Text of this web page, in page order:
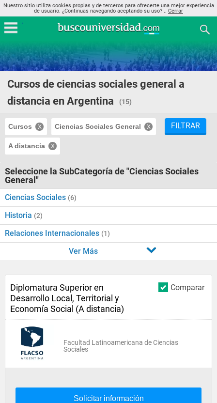
Nuestro sitio utiliza cookies propias y de terceros para ofrecerte una mejor experiencia
de usuario. ¿Continuas navegando aceptando su uso? .. Cerrar
Cursos de ciencias sociales general a
distancia en Argentina
(15)
Cursos Ciencias Sociales General
A distancia
FILTRAR
Seleccione la SubCategoría de "Ciencias Sociales
General"
Ciencias Sociales (6)
Historia (2)
Relaciones Internacionales (1)
Ver Más
Comparar
Diplomatura Superior en
Desarrollo Local, Territorial y
Economía Social (A distancia)
Facultad Latinoamericana de Ciencias
Sociales
Solicitar información